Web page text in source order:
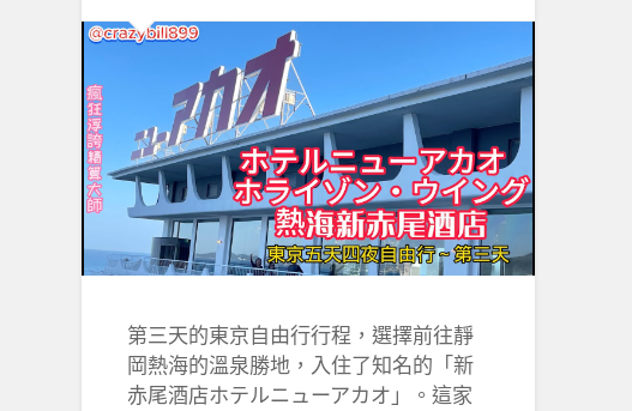
第三天的東京自由行行程，選擇前往靜
岡熱海的溫泉勝地，入住了知名的「新
赤尾酒店ホテルニューアカオ」。這家